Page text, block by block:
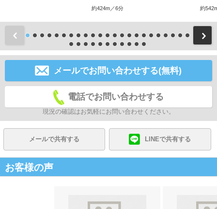
約424m／6分 約
前
メールでお問い合わせする(無料)
電話でお問い合わせする
現況の確認はお気軽にお問い合わせください。
メールで共有する LINEで共有する
お客様の声